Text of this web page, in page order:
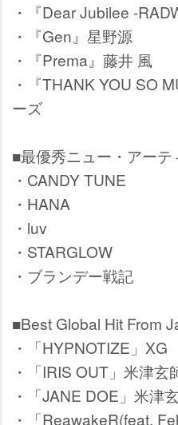
・『Dear Jubilee -
・『Gen』星野源
・『Prema』藤井 風
・『THANK YOU SO
ーズ
■最優秀ニュー・アーテ
・CANDY TUNE
・HANA
・luv
・STARGLOW
・ブランデー戦記
■Best Global Hit From
・「HYPNOTIZE」XG
・「IRIS OUT」米津玄
・「JANE DOE」米津
・「ReawakeR(feat.